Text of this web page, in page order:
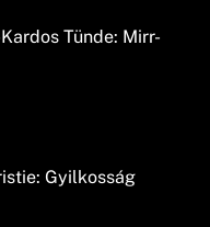
Tünde: Mirr-
Gyilkosság